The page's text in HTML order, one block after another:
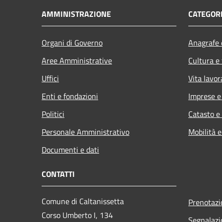
AMMINISTRAZIONE
Organi di Governo
Aree Amministrative
Uffici
Enti e fondazioni
Politici
Personale Amministrativo
Documenti e dati
Cultura
Vita
Imprese
Catasto
Mobilità
CONTATTI
Comune di Caltanissetta
Corso Umberto I, 134